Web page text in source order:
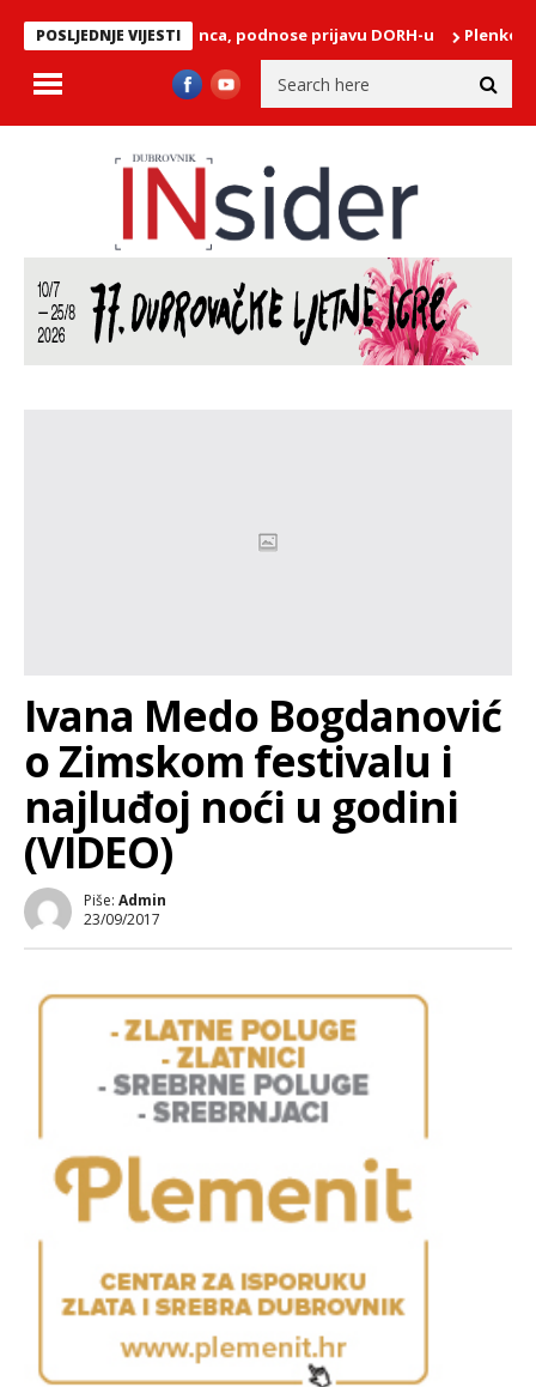
POSLJEDNJE VIJESTI
Komlenca, podnose prijavu DORH-u Plenković u
Ivana Medo Bogdanović
o Zimskom festivalu i
najluđoj noći u godini
(VIDEO)
Piše: Admin
23/09/2017